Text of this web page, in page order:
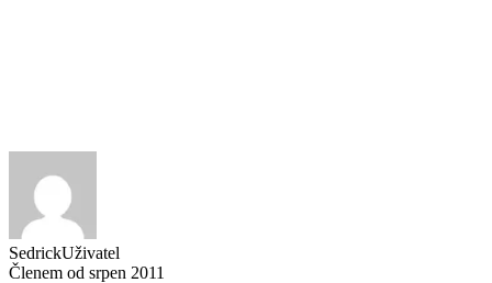
SedrickUživatel
Členem od srpen 2011